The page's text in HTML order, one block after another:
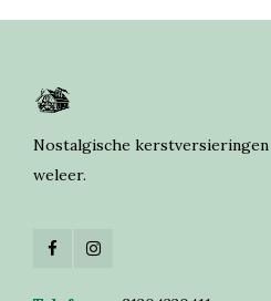
Nostalgische
weleer.